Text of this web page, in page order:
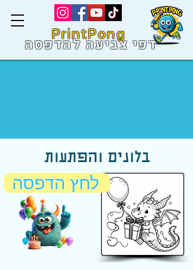
PrintPong
דפי צביעה להדפסה
בלונים והפתעות
לחץ הדפסה